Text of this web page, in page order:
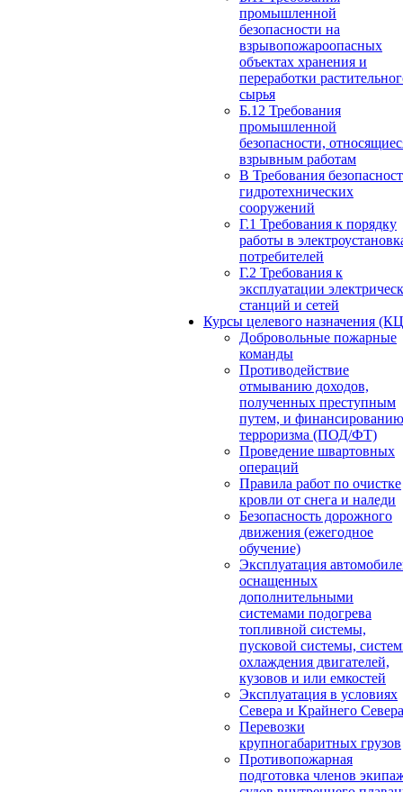
промышленной
безопасности на
взрывопожароопасных
объектах хранения и
переработки
сырья
Б.12 Требования
промышленной
безопасности,
взрывным работам
В Требования
гидротехнических
сооружений
Г.1 Требования к порядку
работы в
потребителей
Г.2 Требования к
эксплуатации
станций и сетей
Курсы целевого назначения
Добровольные пожарные
команды
Противодействие
отмыванию доходов,
полученных преступным
путем, и финансированию
терроризма (ПОД/ФТ)
Проведение швартовных
операций
Правила работ по очистке
кровли от снега и наледи
Безопасность дорожного
движения (ежегодное
обучение)
Эксплуатация
оснащенных
дополнительными
системами подогрева
топливной системы,
пусковой системы,
охлаждения двигателей,
кузовов и или емкостей
Эксплуатация в условиях
Севера и Крайнего Севера
Перевозки
крупногабаритных грузов
Противопожарная
подготовка членов